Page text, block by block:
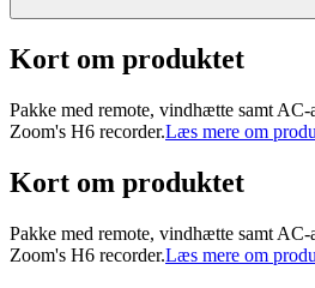
Kort om produktet
Pakke med remote, vindhætte samt
Zoom's H6 recorder.Læs mere om
Kort om produktet
Pakke med remote, vindhætte samt
Zoom's H6 recorder.Læs mere om